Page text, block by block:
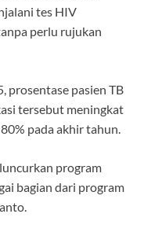
tes HIV
perlu rujukan
prosentase pasien TB
tersebut meningkat
pada akhir tahun.
program
bagian dari program